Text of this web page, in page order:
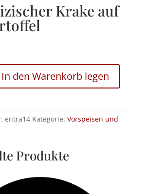
Krake auf
In den Warenkorb legen
entra14 Kategorie: Vorspeisen und
Produkte